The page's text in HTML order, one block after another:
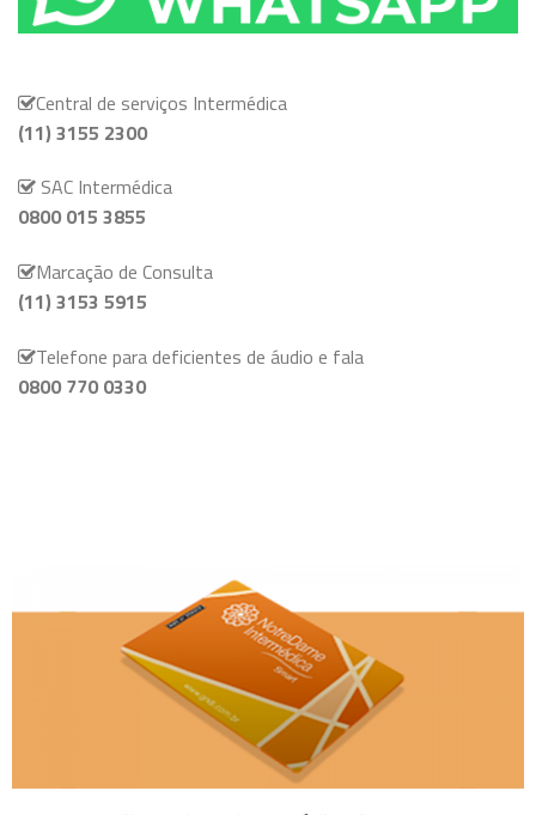
Central de serviços Intermédica
(11) 3155 2300
SAC Intermédica
0800 015 3855
Marcação de Consulta
(11) 3153 5915
Telefone para deficientes de áudio e fala
0800 770 0330